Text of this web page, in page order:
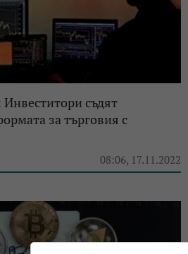
съдят
за търговия с
08:06, 17.11.2022